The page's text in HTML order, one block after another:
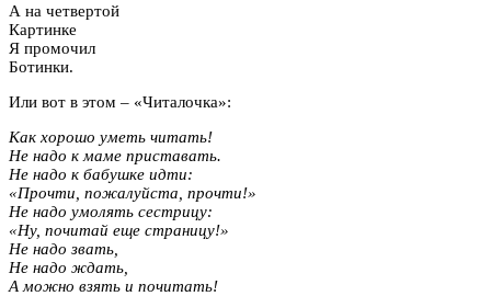
А на четвертой
Картинке
Я промочил
Ботинки.
Или вот в этом – «Читалочка»:
Как хорошо уметь читать!
Не надо к маме приставать.
Не надо к бабушке идти:
«Прочти, пожалуйста, прочти!»
Не надо умолять сестрицу:
«Ну, почитай еще страницу!»
Не надо звать,
Не надо ждать,
А можно взять и почитать!